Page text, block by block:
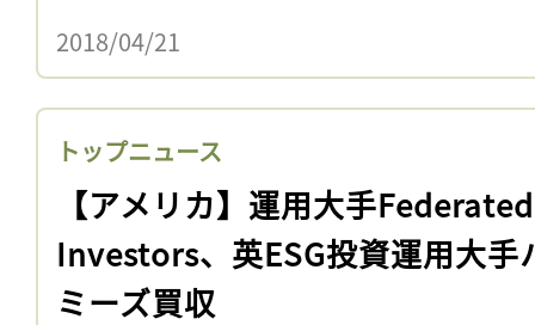
2018/04/21
トップニュース
【アメリカ】運用大手Federated
Investors、英ESG投資運用大手
ミーズ買収